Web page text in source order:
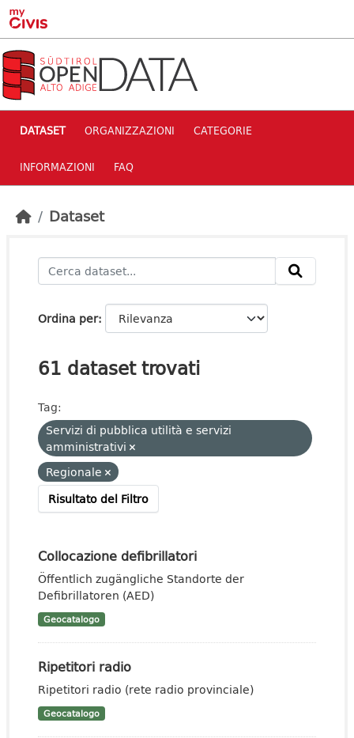
Skip to main content
DATASET ORGANIZZAZIONI CATEGORIE
INFORMAZIONI FAQ
Dataset
Ordina per
61 dataset trovati
Tag:
Servizi di pubblica utilità e servizi
amministrativi
Regionale
Risultato del Filtro
Collocazione defibrillatori
Öffentlich zugängliche Standorte der
Defibrillatoren (AED)
Geocatalogo
Ripetitori radio
Ripetitori radio (rete radio provinciale)
Geocatalogo